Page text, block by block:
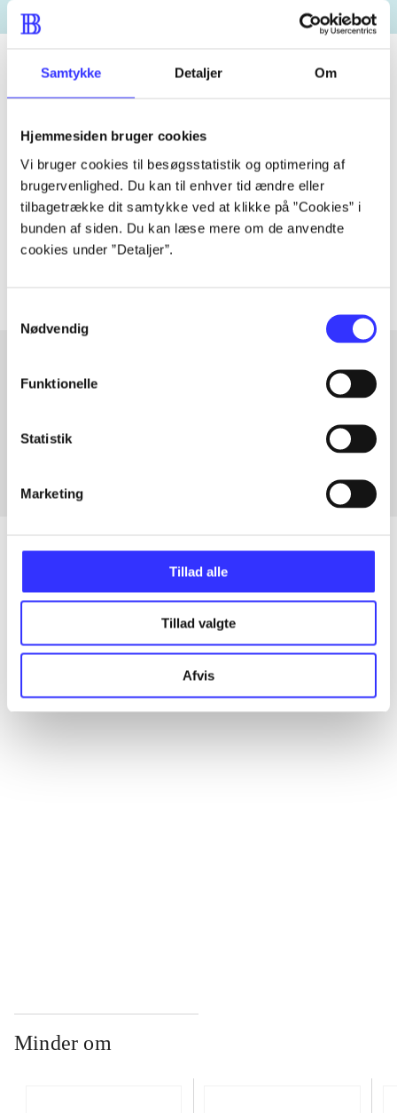
Samtykke Detaljer Om
Hjemmesiden bruger cookies
Vi bruger cookies til besøgsstatistik og optimering af
brugervenlighed. Du kan til enhver tid ændre eller
tilbagetrække dit samtykke ved at klikke på ”Cookies” i
bunden af siden. Du kan læse mere om de anvendte
cookies under ”Detaljer”.
Nødvendig
Funktionelle
Statistik
Marketing
Tillad alle
Tillad valgte
Afvis
Artiklen er en del af
lorem ipsum dolor sit amet ...
Artiklerne i handler ofte om
Artikler
Alle registrerede artikler fordelt på udgivelser
Minder om